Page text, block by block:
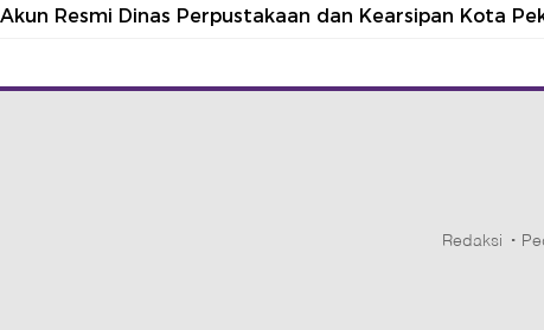
Akun Resmi Dinas Perpustakaan dan Kearsipan Kota
Redaksi